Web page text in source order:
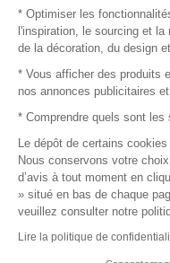
* Optimiser les
l'inspiration, le sourcing et
de la décoration, du design
* Vous afficher des produits
nos annonces publicitaires
* Comprendre quels sont
Le dépôt de certains
Nous conservons votre
d’avis à tout moment en
» situé en bas de chaque
veuillez consulter notre
Lire la politique de